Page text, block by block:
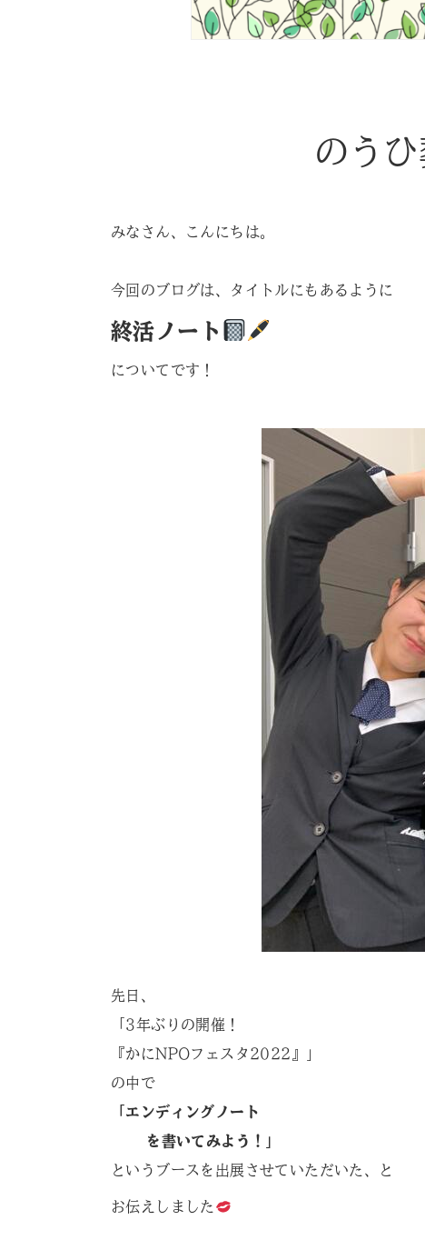
のう
みなさん、こんにちは。
今回のブログは、タイトルにもあるように
終活ノート
についてです！
先日、
「3年ぶりの開催！
『かにNPOフェスタ2022』」
の中で
「エンディングノート
を書いてみよう！」
というブースを出展させていただいた、と
お伝えしました